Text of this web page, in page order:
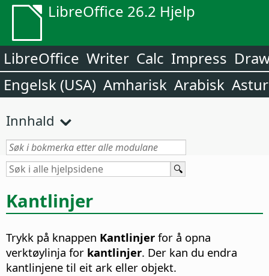
LibreOffice 26.2 Hjelp
LibreOffice Writer Calc Impress
Engelsk (USA) Amharisk Arabisk
Innhald
Kantlinjer
Trykk på knappen Kantlinjer for å opna
verktøylinja for kantlinjer. Der kan du endra
kantlinjene til eit ark eller objekt.